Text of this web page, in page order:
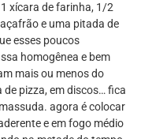
1 xícara de farinha, 1/2
e uma pitada de
esses poucos
homogênea e bem
mais ou menos do
pizza, em discos… fica
agora é colocar
e em fogo médio